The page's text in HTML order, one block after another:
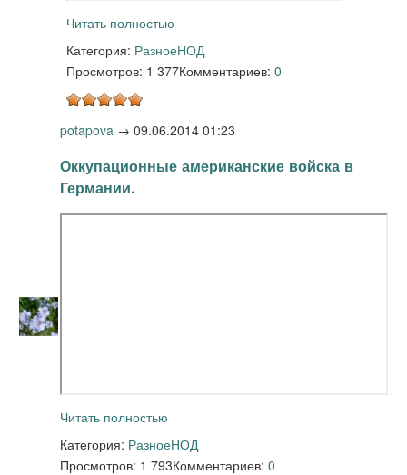
Читать полностью
Категория: РазноеНОД
Просмотров: 1 377Комментариев: 0
potapova → 09.06.2014 01:23
Оккупационные американские войска в
Германии.
Читать полностью
Категория: РазноеНОД
Просмотров: 1 793Комментариев: 0